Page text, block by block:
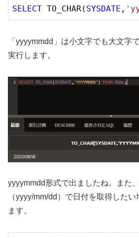
SELECT TO_CHAR( SYSDATE ,
「yyyymmdd」は小文字でも大文字
実行します。
yyyymmdd形式で出ましたね。また
（yyyy/mm/dd）で日付を取得した
ます。